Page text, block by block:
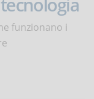
funzionano i